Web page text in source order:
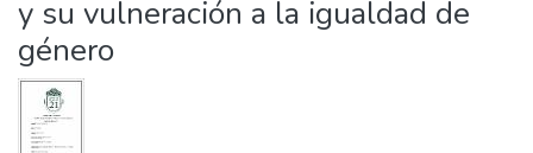
y su vulneración a la igualdad de
género